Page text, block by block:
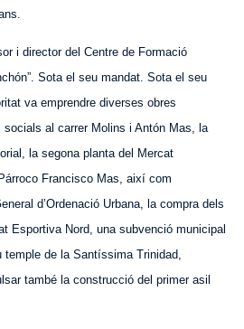
i director del Centre de Formació
Sota el seu mandat. Sota el seu
va emprendre diverses obres
al carrer Molins i Antón Mas, la
la segona planta del Mercat
Párroco Francisco Mas, així com
d’Ordenació Urbana, la compra dels
Esportiva Nord, una subvenció municipal
de la Santíssima Trinidad,
també la construcció del primer asil